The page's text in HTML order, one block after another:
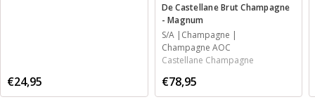
€24,95
De Castellane Brut Champagne
- Magnum
S/A
Champagne
Champagne AOC
Castellane Champagne
€78,95